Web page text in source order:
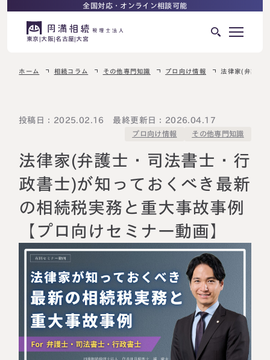
全国対応・オンライン相談可能
東京 大阪 名古屋 大宮
相続ロードマップ
ご相談の流れ
選ばれる理由
よくある質問
相続を学ぶ
相続税申告について
ご相談の流れ
料金表
相続に備えたい方へ
生前対策相談について
相続税試算について
料金表
ホーム 相続コラム その他専門知識 プロ向け情報 法律家(弁護士
投稿日：2025.02.16 最終更新日：2026.04.17
プロ向け情報 その他専門知識
法律家(弁護士・司法書士・行
政書士)が知っておくべき最新
の相続税実務と重大事故事例
【プロ向けセミナー動画】